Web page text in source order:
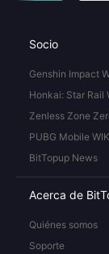
Socio
Genshin Impact
Honkai: Star Rail
Zenless Zone
PUBG Mobile
BitTopup News
Acerca de
Quiénes somos
Soporte